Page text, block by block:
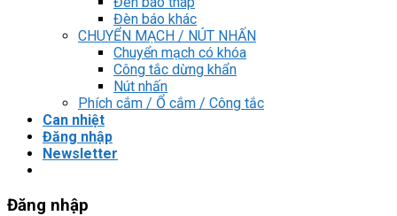
Đèn báo khác
CHUYỂN MẠCH / NÚT NHẤN
Chuyển mạch có khóa
Công tắc dừng khẩn
Nút nhấn
Phích cắm / Ổ cắm / Công tắc
Can nhiệt
Đăng nhập
Newsletter
Đăng nhập